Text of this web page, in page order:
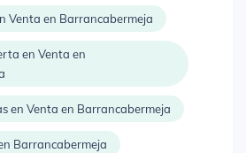
Venta en Barrancabermeja
en Venta en
en Venta en Barrancabermeja
Barrancabermeja